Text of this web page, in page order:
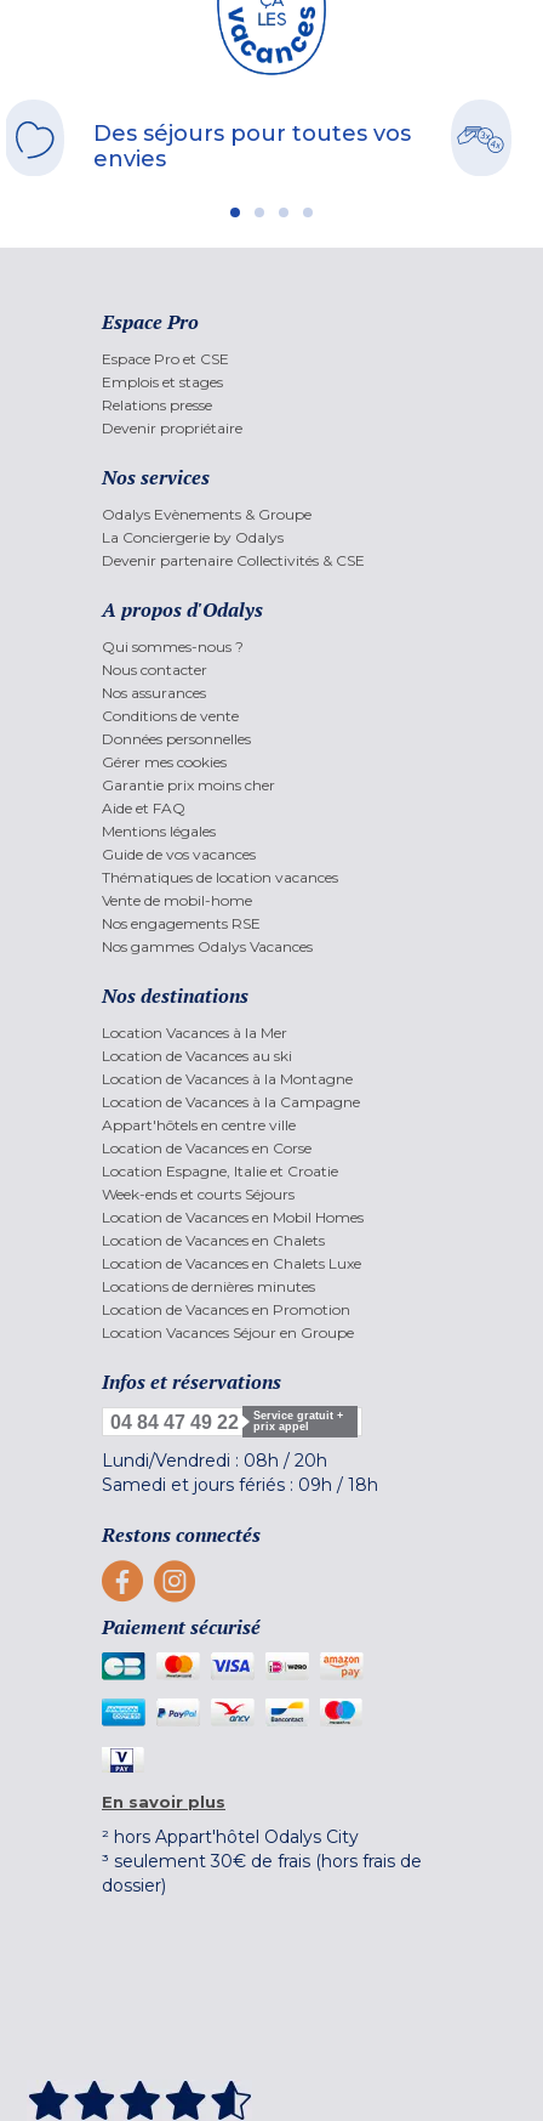
Des séjours pour toutes vos
envies
Espace Pro
Espace Pro et CSE
Emplois et stages
Relations presse
Devenir propriétaire
Nos services
Odalys Evènements & Groupe
La Conciergerie by Odalys
Devenir partenaire Collectivités & CSE
A propos d'Odalys
Qui sommes-nous ?
Nous contacter
Nos assurances
Conditions de vente
Données personnelles
Gérer mes cookies
Garantie prix moins cher
Aide et FAQ
Mentions légales
Guide de vos vacances
Thématiques de location vacances
Vente de mobil-home
Nos engagements RSE
Nos gammes Odalys Vacances
Nos destinations
Location Vacances à la Mer
Location de Vacances au ski
Location de Vacances à la Montagne
Location de Vacances à la Campagne
Appart'hôtels en centre ville
Location de Vacances en Corse
Location Espagne, Italie et Croatie
Week-ends et courts Séjours
Location de Vacances en Mobil Homes
Location de Vacances en Chalets
Location de Vacances en Chalets Luxe
Locations de dernières minutes
Location de Vacances en Promotion
Location Vacances Séjour en Groupe
Infos et réservations
04 84 47 49 22
Service gratuit +
prix appel
Lundi/Vendredi : 08h / 20h
Samedi et jours fériés : 09h / 18h
Restons connectés
Paiement sécurisé
En savoir plus
² hors Appart'hôtel Odalys City
³ seulement 30€ de frais (hors frais de
dossier)